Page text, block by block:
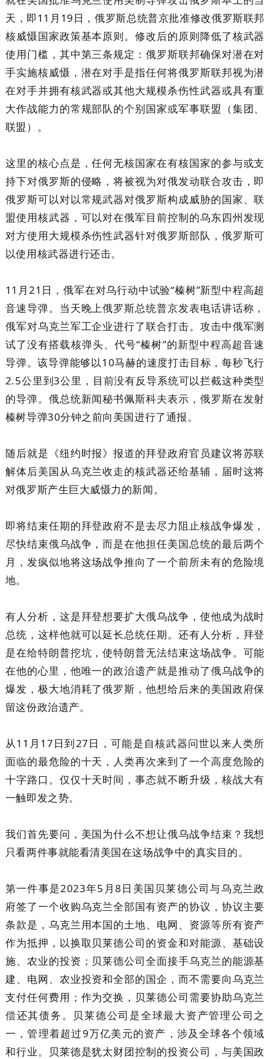
天，即11月19日，俄罗斯总统普京批准修改俄罗斯联邦
核威慑国家政策基本原则。修改后的原则降低了核武器
使用门槛，其中第三条规定：俄罗斯联邦确保对潜在对
手实施核威慑，潜在对手是指任何将俄罗斯联邦视为潜
在对手并拥有核武器或其他大规模杀伤性武器或具有重
大作战能力的常规部队的个别国家或军事联盟（集团、
联盟）。
这里的核心点是，任何无核国家在有核国家的参与或支
持下对俄罗斯的侵略，将被视为对俄发动联合攻击，即
俄罗斯可以对以常规武器对俄罗斯构成威胁的国家、联
盟使用核武器，可以对在俄军目前控制的乌东四州发现
对方使用大规模杀伤性武器针对俄罗斯部队，俄罗斯可
以使用核武器进行还击。
11月21日，俄军在对乌行动中试验“榛树”新型中程高超
音速导弹。当天晚上俄罗斯总统普京发表电话讲话称，
俄军对乌克兰军工企业进行了联合打击。攻击中俄军测
试了没有搭载核弹头、代号“榛树”的新型中程高超音速
导弹。该导弹能够以10马赫的速度打击目标，每秒飞行
2.5公里到3公里，目前没有反导系统可以拦截这种类型
的导弹。俄总统新闻秘书佩斯科夫表示，俄罗斯在发射
榛树导弹30分钟之前向美国进行了通报。
随后就是《纽约时报》报道的拜登政府官员建议将苏联
解体后美国从乌克兰收走的核武器还给基辅，届时这将
对俄罗斯产生巨大威慑力的新闻。
即将结束任期的拜登政府不是去尽力阻止核战争爆发，
尽快结束俄乌战争，而是在他担任美国总统的最后两个
月，发疯似地将这场战争推向了一个前所未有的危险境
地。
有人分析，这是拜登想要扩大俄乌战争，使他成为战时
总统，这样他就可以延长总统任期。还有人分析，拜登
是在给特朗普挖坑，使特朗普无法结束这场战争。可能
在他的心里，他唯一的政治遗产就是推动了俄乌战争的
爆发，极大地消耗了俄罗斯，他想给后来的美国政府保
留这份政治遗产。
从11月17日到27日，可能是自核武器问世以来人类所
面临的最危险的十天，人类再次来到了一个高度危险的
十字路口。仅仅十天时间，事态就不断升级，核战大有
一触即发之势。
我们首先要问，美国为什么不想让俄乌战争结束？我想
只看两件事就能看清美国在这场战争中的真实目的。
第一件事是2023年5月8日美国贝莱德公司与乌克兰政
府签了一个收购乌克兰全部国有资产的协议，协议主要
条款是，乌克兰用本国的土地、电网、资源等所有资产
作为抵押，以换取贝莱德公司的资金和对能源、基础设
施、农业的投资；贝莱德公司全面接手乌克兰的能源基
建、电网、农业投资和全部的国企，而不需要向乌克兰
支付任何费用；作为交换，贝莱德公司需要协助乌克兰
偿还其债务。贝莱德公司是全球最大资产管理公司之
一，管理着超过9万亿美元的资产，涉及全球各个领域
和行业。贝莱德是犹太财团控制的投资公司，与美国政